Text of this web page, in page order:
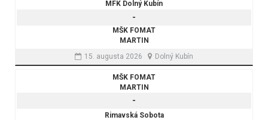
MFK Dolný Kubín
-
MŠK FOMAT
MARTIN
15. augusta 2026
Dolný Kubín
MŠK FOMAT
MARTIN
-
Rimavská Sobota